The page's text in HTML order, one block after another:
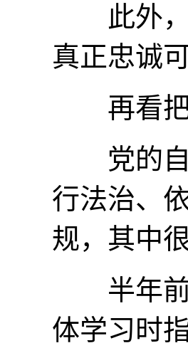
此外，
真正忠诚
再看把
党的自
行法治、
规，其中
半年前
体学习时